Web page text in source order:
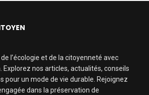
l’écologie et de la citoyenneté avec
Explorez nos articles, actualités, conseils
pour un mode de vie durable. Rejoignez
dans la préservation de